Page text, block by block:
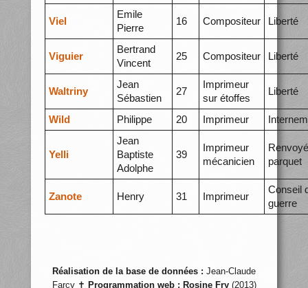
Viel
Emile
Pierre
16 Compositeur Liberté
Viguier
Bertrand
Vincent
25 Compositeur Liberté
Waltriny
Jean
Sébastien
27
Imprimeur
sur étoffes
Liberté
Wild Philippe 20 Imprimeur
Yelli
Jean
Baptiste
Adolphe
39
Imprimeur
mécanicien
parquet
Zanote Henry 31 Imprimeur
Conseil
guerre
Réalisation de la base de données : Jean-Claude
Farcy ✝ Programmation web : Rosine Fry(2013)